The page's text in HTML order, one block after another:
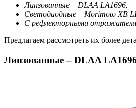
Линзованные – DLAA LA1696.
Светодиодные – Morimoto XB
С рефлекторными
Предлагаем рассмотреть их более
Линзованные – DLAA